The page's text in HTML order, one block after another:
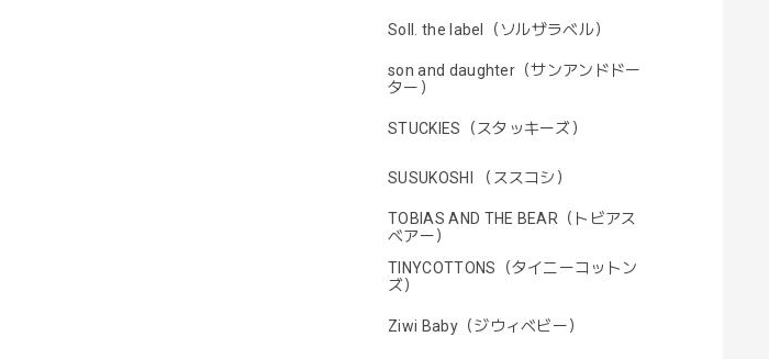
Soll. the label（ソルザラベル）
son and daughter（サンアンドドー
ター）
STUCKIES（スタッキーズ）
SUSUKOSHI （ススコシ）
TOBIAS AND THE BEAR（トビアス
ベアー）
TINYCOTTONS（タイニーコットン
ズ）
Ziwi Baby（ジウィベビー）